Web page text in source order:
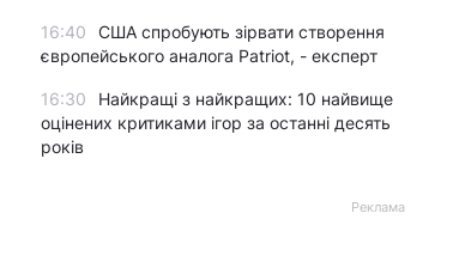
16:40
США спробують зірвати створення
європейського аналога Patriot, - експерт
16:30
Найкращі з найкращих: 10 найвище
оцінених критиками ігор за останні десять
років
Реклама